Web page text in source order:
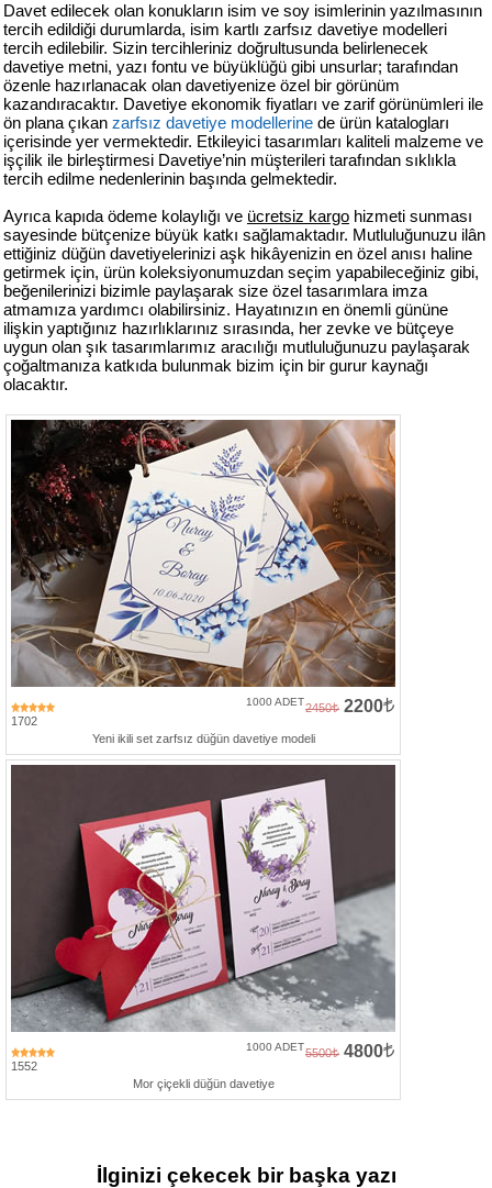
Davet edilecek olan konukların isim ve soy isimlerinin yazılmasının
tercih edildiği durumlarda, isim kartlı zarfsız davetiye modelleri
tercih edilebilir. Sizin tercihleriniz doğrultusunda belirlenecek
davetiye metni, yazı fontu ve büyüklüğü gibi unsurlar; tarafından
özenle hazırlanacak olan davetiyenize özel bir görünüm
kazandıracaktır. Davetiye ekonomik fiyatları ve zarif görünümleri ile
ön plana çıkan zarfsız davetiye modellerine de ürün katalogları
içerisinde yer vermektedir. Etkileyici tasarımları kaliteli malzeme ve
işçilik ile birleştirmesi Davetiye’nin müşterileri tarafından sıklıkla
tercih edilme nedenlerinin başında gelmektedir.
Ayrıca kapıda ödeme kolaylığı ve ücretsiz kargo hizmeti sunması
sayesinde bütçenize büyük katkı sağlamaktadır. Mutluluğunuzu ilân
ettiğiniz düğün davetiyelerinizi aşk hikâyenizin en özel anısı haline
getirmek için, ürün koleksiyonumuzdan seçim yapabileceğiniz gibi,
beğenilerinizi bizimle paylaşarak size özel tasarımlara imza
atmamıza yardımcı olabilirsiniz. Hayatınızın en önemli gününe
ilişkin yaptığınız hazırlıklarınız sırasında, her zevke ve bütçeye
uygun olan şık tasarımlarımız aracılığı mutluluğunuzu paylaşarak
çoğaltmanıza katkıda bulunmak bizim için bir gurur kaynağı
olacaktır.
1702
2450 2200
1000 ADET
Yeni ikili set zarfsız düğün davetiye modeli
1552
5500 4800
1000 ADET
Mor çiçekli düğün davetiye
İlginizi çekecek bir başka yazı